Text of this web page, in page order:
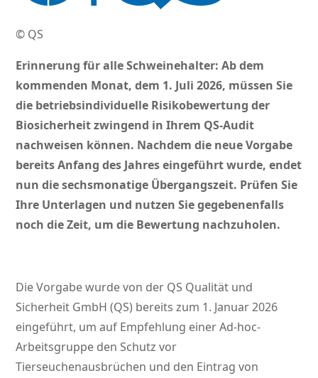
© QS
Erinnerung für alle Schweinehalter: Ab dem
kommenden Monat, dem 1. Juli 2026, müssen Sie
die betriebsindividuelle Risikobewertung der
Biosicherheit zwingend in Ihrem QS-Audit
nachweisen können. Nachdem die neue Vorgabe
bereits Anfang des Jahres eingeführt wurde, endet
nun die sechsmonatige Übergangszeit. Prüfen Sie
Ihre Unterlagen und nutzen Sie gegebenenfalls
noch die Zeit, um die Bewertung nachzuholen.
Die Vorgabe wurde von der QS Qualität und
Sicherheit GmbH (QS) bereits zum 1. Januar 2026
eingeführt, um auf Empfehlung einer Ad-hoc-
Arbeitsgruppe den Schutz vor
Tierseuchenausbrüchen und den Eintrag von